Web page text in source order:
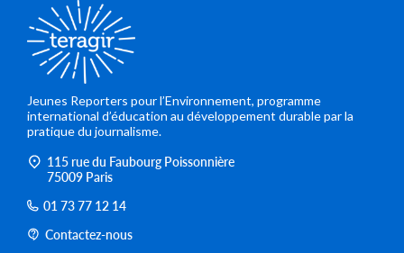
Jeunes Reporters pour l’Environnement, programme
international d’éducation au développement durable par la
pratique du journalisme.
115 rue du Faubourg Poissonnière
75009 Paris
01 73 77 12 14
Contactez-nous